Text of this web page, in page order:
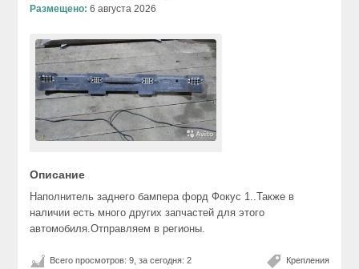
Размещено: 6 августа 2026
Описание
Наполнитель заднего бампера форд Фокус 1..Также в
наличии есть много других запчастей для этого
автомобиля.Отправляем в регионы.
Крепления
Всего просмотров: 9, за сегодня: 2